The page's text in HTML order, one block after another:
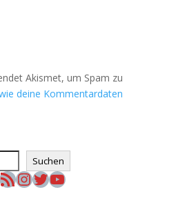
Akismet, um Spam zu
deine Kommentardaten
Suchen
Feed
Instagram
Twitter
YouTube